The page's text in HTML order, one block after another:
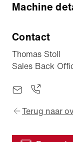
Machine
Contact
Thomas Stoll
Sales Back
Terug naar